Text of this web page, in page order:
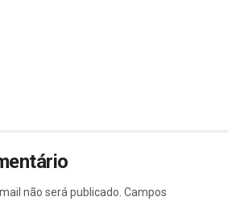
não será publicado. Campos